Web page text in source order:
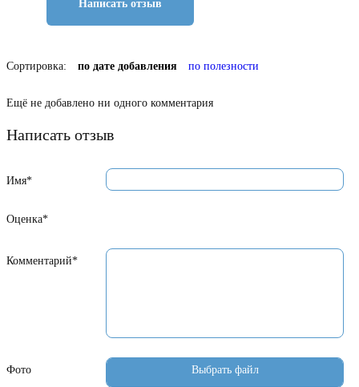
Написать отзыв
Сортировка: по дате добавления по полезности
Ещё не добавлено ни одного комментария
Написать отзыв
Имя*
Оценка*
Комментарий*
Фото